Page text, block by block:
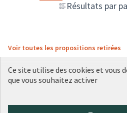
Résultats par
Voir toutes les propositions retirées
Ce site utilise des cookies et vous
que vous souhaitez activer